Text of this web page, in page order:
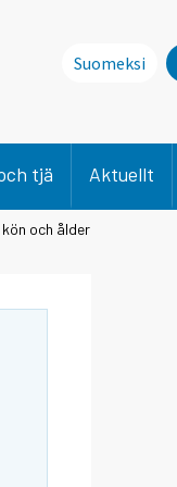
Suomeksi
tjä Aktuellt
och ålder